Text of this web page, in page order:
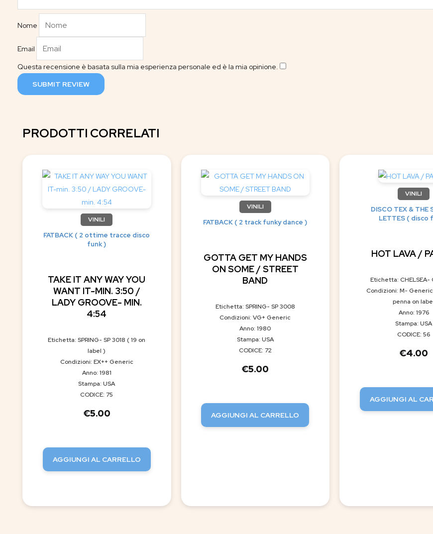
Nome
Email
Questa recensione è basata sulla mia esperienza personale ed è la mia opinione.
SUBMIT REVIEW
PRODOTTI CORRELATI
VINILI
FATBACK ( 2 ottime tracce disco
funk )
TAKE IT ANY WAY YOU
WANT IT-MIN. 3:50 /
LADY GROOVE- MIN.
4:54
Etichetta: SPRING- SP 3018 ( 19 on
label )
Condizioni: EX++ Generic
Anno: 1981
Stampa: USA
CODICE: 75
€5.00
AGGIUNGI AL CARRELLO
VINILI
FATBACK ( 2 track funky dance )
GOTTA GET MY HANDS
ON SOME / STREET
BAND
Etichetta: SPRING- SP 3008
Condizioni: VG+ Generic
Anno: 1980
Stampa: USA
CODICE: 72
€5.00
AGGIUNGI AL CARRELLO
VINILI
DISCO TEX & THE
LETTES ( disco
HOT LAVA /
Etichetta: CHELSEA-
Condizioni: M-
penna on
Anno: 1976
Stampa: USA
CODICE: 56
€4.00
AGGIUNGI AL